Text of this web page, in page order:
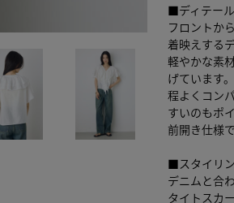
■ディテール
フロントか
着映えする
軽やかな素
げています。
程よくコン
すいのもポ
前開き仕様
■スタイリ
デニムと合
タイトスカ